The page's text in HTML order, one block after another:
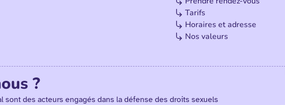
Tarifs
Horaires et adresse
Nos valeurs
?
sont des acteurs engagés dans la défense des droits sexuels